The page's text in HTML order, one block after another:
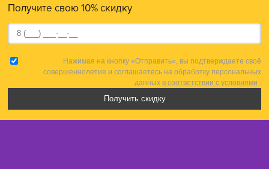
Получите свою 10% скидку
Нажимая на кнопку «Отправить», вы подтверждаете своё
совершеннолетие и соглашаетесь на обработку персональных
данных в соответствии с условиями .